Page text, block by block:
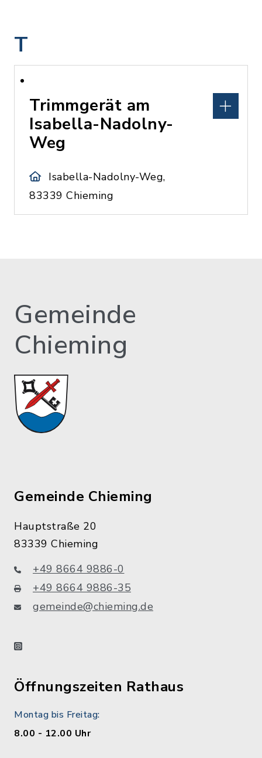
T
Trimmgerät am
Isabella-Nadolny-
Weg
Isabella-Nadolny-Weg,
83339 Chieming
Gemeinde
Chieming
Gemeinde Chieming
Hauptstraße 20
83339 Chieming
+49 8664 9886-0
+49 8664 9886-35
gemeinde@chieming.de
instagram
Öffnungszeiten Rathaus
Montag bis Freitag:
8.00 - 12.00 Uhr